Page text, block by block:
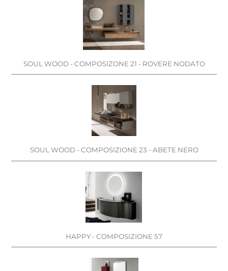
SOUL WOOD - COMPOSIZONE 21 - ROVERE NODATO
SOUL WOOD - COMPOSIZIONE 23 - ABETE NERO
HAPPY - COMPOSIZIONE 57